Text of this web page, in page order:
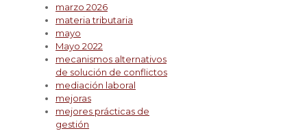
marzo 2026
materia tributaria
mayo
Mayo 2022
mecanismos alternativos
de solución de conflictos
mediación laboral
mejoras
mejores prácticas de
gestión